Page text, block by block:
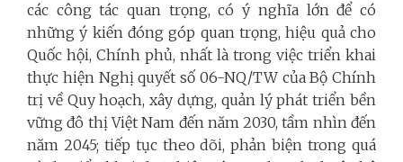
các công tác quan trọng, có ý nghĩa lớn để có
những ý kiến đóng góp quan trọng, hiệu quả cho
Quốc hội, Chính phủ, nhất là trong việc triển khai
thực hiện Nghị quyết số 06-NQ/TW của Bộ Chính
trị về Quy hoạch, xây dựng, quản lý phát triển bền
vững đô thị Việt Nam đến năm 2030, tầm nhìn đến
năm 2045; tiếp tục theo dõi, phản biện trong quá